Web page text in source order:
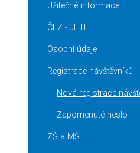
Užitečné informace
ČEZ - JETE
Osobní údaje
Registrace návštěvníků
Nová registrace
Zapomenuté heslo
ZŠ a MŠ